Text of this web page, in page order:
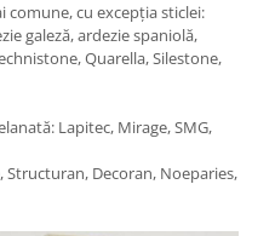
cu excepția sticlei:
galeză, ardezie spaniolă,
Quarella, Silestone,
Lapitec, Mirage, SMG,
Decoran, Noeparies,